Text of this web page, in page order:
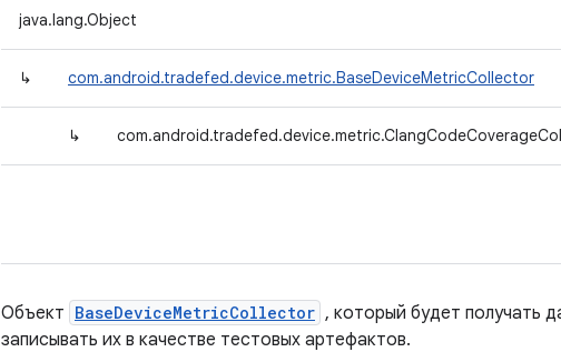
java.lang.Object
↳ com.android.tradefed.device.metric.BaseDeviceMetricCollector
↳
Объект BaseDeviceMetricCollector , который будет получать
записывать их в качестве тестовых артефактов.